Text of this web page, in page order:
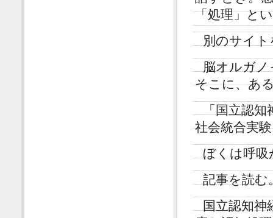
「処理」と
別のサイト
脳オルガ
そこに、あ
「国立認
社会統合実
ぼくは呼
記事を読む
国立認知